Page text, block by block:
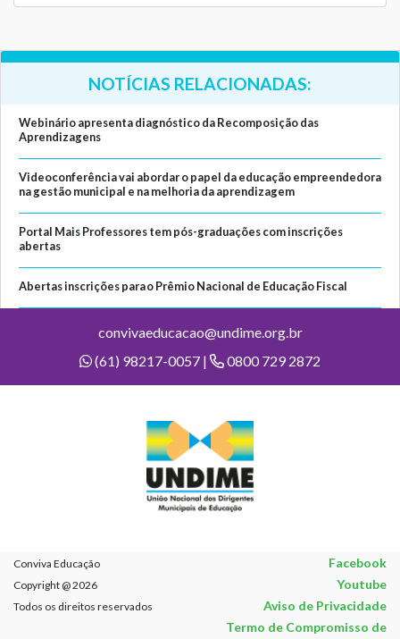
NOTÍCIAS RELACIONADAS:
Webinário apresenta diagnóstico da Recomposição das
Aprendizagens
Videoconferência vai abordar o papel da educação empreendedora
na gestão municipal e na melhoria da aprendizagem
Portal Mais Professores tem pós-graduações com inscrições
abertas
Abertas inscrições para o Prêmio Nacional de Educação Fiscal
convivaeducacao@undime.org.br
(61) 98217-0057 |
0800 729 2872
Conviva Educação Facebook
Copyright @ 2026 Youtube
Todos os direitos reservados
Aviso de Privacidade
Termo de Compromisso de